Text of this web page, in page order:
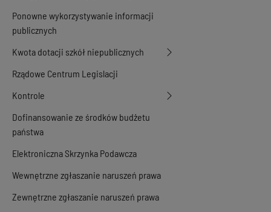
Ponowne wykorzystywanie informacji
publicznych
Kwota dotacji szkół niepublicznych
Rządowe Centrum Legislacji
Kontrole
Dofinansowanie ze środków budżetu
państwa
Elektroniczna Skrzynka Podawcza
Wewnętrzne zgłaszanie naruszeń prawa
Zewnętrzne zgłaszanie naruszeń prawa